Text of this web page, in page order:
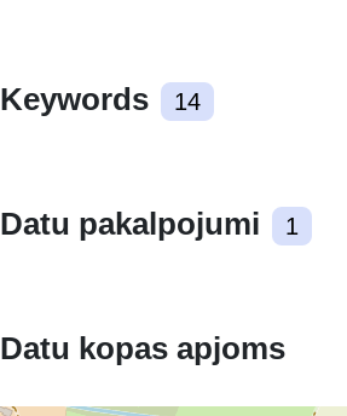
Keywords 14
Datu pakalpojumi 1
Datu kopas apjoms